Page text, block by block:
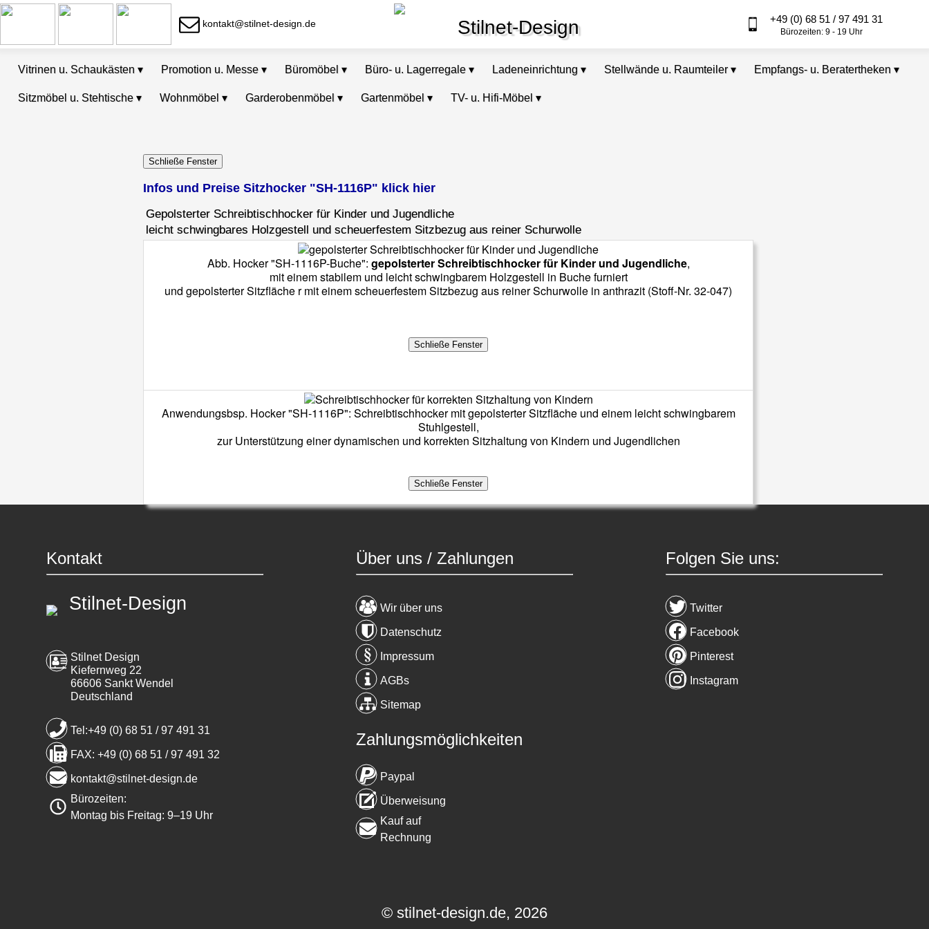
kontakt@stilnet-design.de Stilnet-Design +49 (0) 68 51 / 97 491 31
Bürozeiten: 9 - 19 Uhr
Infos und Preise Sitzhocker "SH-1116P" klick hier
Gepolsterter Schreibtischhocker für Kinder und Jugendliche
leicht schwingbares Holzgestell und scheuerfestem Sitzbezug aus reiner Schurwolle
Abb. Hocker "SH-1116P-Buche": gepolsterter Schreibtischhocker für Kinder und Jugendliche,
mit einem stabilem und leicht schwingbarem Holzgestell in Buche furniert
und gepolsterter Sitzfläche r mit einem scheuerfestem Sitzbezug aus reiner Schurwolle in anthrazit (Stoff-Nr. 32-047)
Anwendungsbsp. Hocker "SH-1116P": Schreibtischhocker mit gepolsterter Sitzfläche und einem leicht schwingbarem
Stuhlgestell,
zur Unterstützung einer dynamischen und korrekten Sitzhaltung von Kindern und Jugendlichen
Vitrinen u. Schaukästen ▾ Promotion u. Messe ▾ Büromöbel ▾ Büro- u. Lagerregale ▾ Ladeneinrichtung ▾ Stellwände u. Raumteiler▾ Empfangs- u. Beratertheken ▾
Sitzmöbel u. Stehtische ▾ Wohnmöbel ▾ Garderobenmöbel ▾ Gartenmöbel ▾ TV- u. Hifi-Möbel ▾
Kontakt
Stilnet-Design
Stilnet Design
Kiefernweg 22
66606 Sankt Wendel
Deutschland
Tel:+49 (0) 68 51 / 97 491 31
FAX: +49 (0) 68 51 / 97 491 32
kontakt@stilnet-design.de
Bürozeiten:
Montag bis Freitag: 9–19 Uhr
Über uns / Zahlungen
Wir über uns
Datenschutz
Impressum
AGBs
Sitemap
Zahlungsmöglichkeiten
Paypal
Überweisung
Kauf auf
Rechnung
Folgen Sie uns:
Twitter
Facebook
Pinterest
Instagram
© stilnet-design.de, 2026